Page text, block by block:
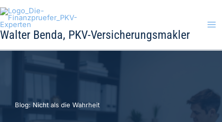
Zum
Inhalt
springen
Walter Benda, PKV-Versicherungsmakler
Blog: Nicht als die Wahrheit